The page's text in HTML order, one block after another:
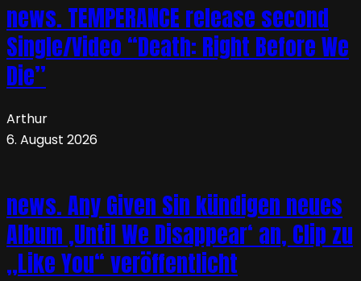
news. TEMPERANCE release second
Single/Video “Death: Right Before We
Die”
Arthur
6. August 2026
news. Any Given Sin kündigen neues
Album ‚Until We Disappear‘ an, Clip zu
„Like You“ veröffentlicht